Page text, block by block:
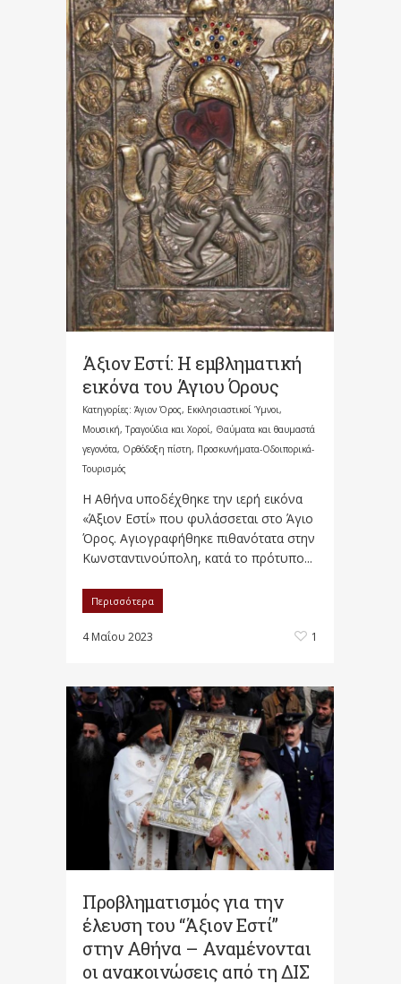
Άξιον Εστί: Η εμβληματική
εικόνα του Άγιου Όρους
Κατηγορίες: Άγιον Όρος, Εκκλησιαστικοί Ύμνοι,
Μουσική, Τραγούδια και Χοροί, Θαύματα και θαυμαστά
γεγονότα, Ορθόδοξη πίστη, Προσκυνήματα-Οδοιπορικά-
Τουρισμός
Η Αθήνα υποδέχθηκε την ιερή εικόνα
«Άξιον Εστί» που φυλάσσεται στο Άγιο
Όρος. Αγιογραφήθηκε πιθανότατα στην
Κωνσταντινούπολη, κατά το πρότυπο...
Περισσότερα
4 Μαΐου 2023 1
Προβληματισμός για την
έλευση του “Άξιον Εστί”
στην Αθήνα – Αναμένονται
οι ανακοινώσεις από τη ΔΙΣ